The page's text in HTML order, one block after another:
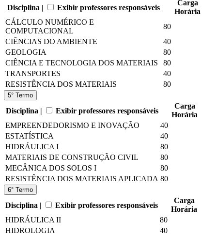
Disciplina | Exibir professores responsáveis
Carga
Horária
CÁLCULO NUMÉRICO E
COMPUTACIONAL
80
CIÊNCIAS DO AMBIENTE
40
GEOLOGIA
80
CIÊNCIA E TECNOLOGIA DOS MATERIAIS
80
TRANSPORTES
40
RESISTÊNCIA DOS MATERIAIS
80
5° Termo
Disciplina | Exibir professores responsáveis
Carga
Horária
EMPREENDEDORISMO E INOVAÇÃO
40
ESTATÍSTICA
40
HIDRÁULICA I
80
MATERIAIS DE CONSTRUÇÃO CIVIL
80
MECÂNICA DOS SOLOS I
80
RESISTÊNCIA DOS MATERIAIS APLICADA 80
6° Termo
Disciplina | Exibir professores responsáveis
Carga
Horária
HIDRÁULICA II
80
HIDROLOGIA
40